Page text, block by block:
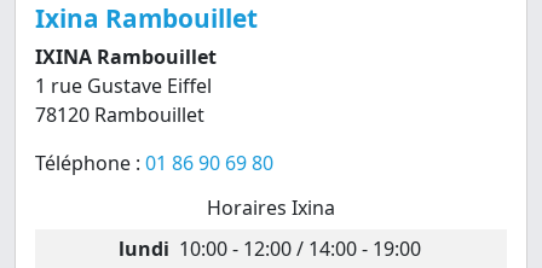
Ixina Rambouillet
IXINA Rambouillet
1 rue Gustave Eiffel
78120 Rambouillet
Téléphone : 01 86 90 69 80
Horaires Ixina
lundi 10:00 - 12:00 / 14:00 - 19:00